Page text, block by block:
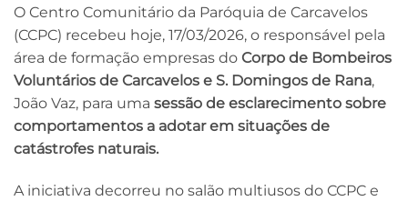
O Centro Comunitário da Paróquia de Carcavelos
(CCPC) recebeu hoje, 17/03/2026, o responsável pela
área de formação empresas do Corpo de Bombeiros
Voluntários de Carcavelos e S. Domingos de Rana,
João Vaz, para uma sessão de esclarecimento sobre
comportamentos a adotar em situações de
catástrofes naturais.
A iniciativa decorreu no salão multiusos do CCPC e